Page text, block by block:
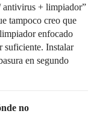
antivirus + limpiador”
tampoco creo que
enfocado
suficiente. Instalar
en segundo
no